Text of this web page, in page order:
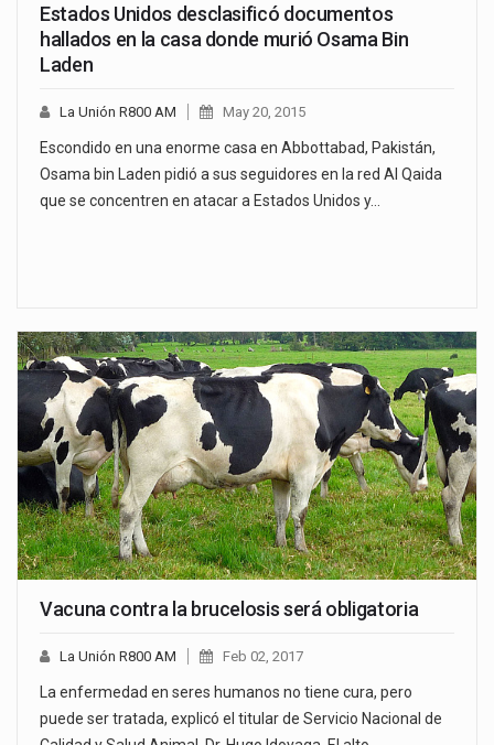
Estados Unidos desclasificó documentos
hallados en la casa donde murió Osama Bin
Laden
La Unión R800 AM May 20, 2015
Escondido en una enorme casa en Abbottabad, Pakistán,
Osama bin Laden pidió a sus seguidores en la red Al Qaida
que se concentren en atacar a Estados Unidos y…
Vacuna contra la brucelosis será obligatoria
La Unión R800 AM Feb 02, 2017
La enfermedad en seres humanos no tiene cura, pero
puede ser tratada, explicó el titular de Servicio Nacional de